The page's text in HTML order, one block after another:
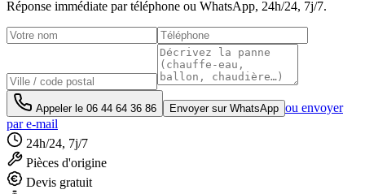
Réponse immédiate par téléphone ou WhatsApp, 24h/24, 7j/7.
Appeler le 06 44 64 36 86 Envoyer sur WhatsApp ou envoyer
par e-mail
24h/24, 7j/7
Pièces d'origine
Devis gratuit